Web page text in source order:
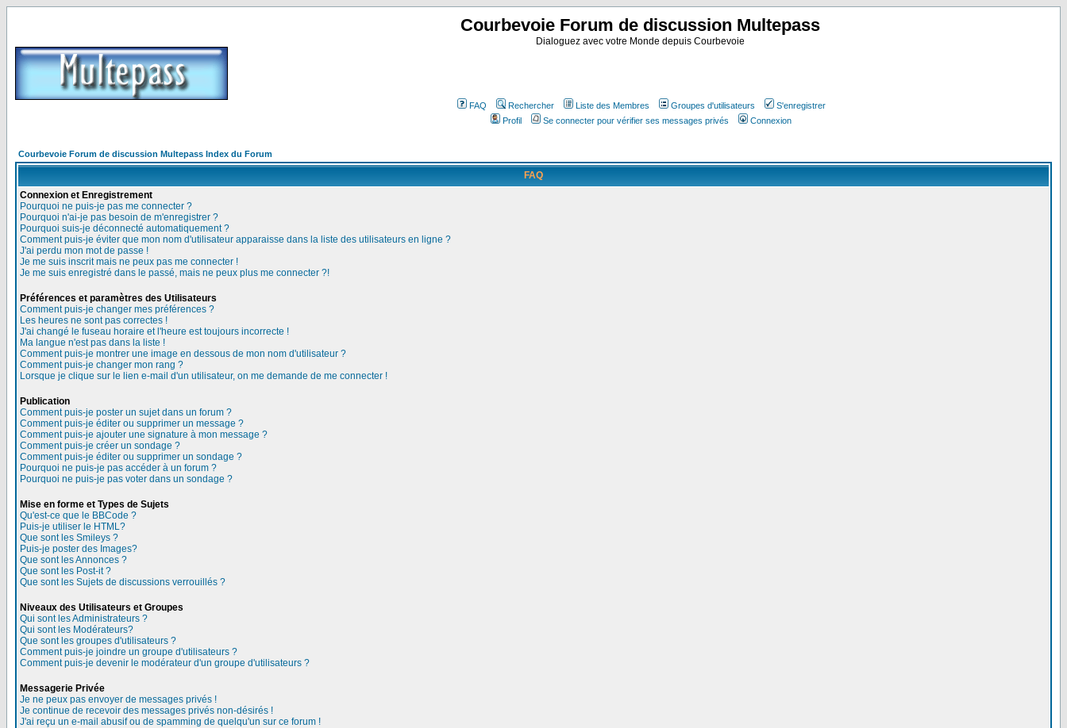
Courbevoie Forum de discussion Multepass
Dialoguez avec votre Monde depuis Courbevoie
FAQ Rechercher Liste des Membres Groupes d'utilisateurs
S'enregistrer
Profil
Se connecter pour vérifier ses messages privés Connexion
Courbevoie Forum de discussion Multepass Index du Forum
FAQ
Connexion et Enregistrement
Pourquoi ne puis-je pas me connecter ?
Pourquoi n'ai-je pas besoin de m'enregistrer ?
Pourquoi suis-je déconnecté automatiquement ?
Comment puis-je éviter que mon nom d'utilisateur apparaisse dans la liste des utilisateurs en ligne ?
J'ai perdu mon mot de passe !
Je me suis inscrit mais ne peux pas me connecter !
Je me suis enregistré dans le passé, mais ne peux plus me connecter ?!
Préférences et paramètres des Utilisateurs
Comment puis-je changer mes préférences ?
Les heures ne sont pas correctes !
J'ai changé le fuseau horaire et l'heure est toujours incorrecte !
Ma langue n'est pas dans la liste !
Comment puis-je montrer une image en dessous de mon nom d'utilisateur ?
Comment puis-je changer mon rang ?
Lorsque je clique sur le lien e-mail d'un utilisateur, on me demande de me connecter !
Publication
Comment puis-je poster un sujet dans un forum ?
Comment puis-je éditer ou supprimer un message ?
Comment puis-je ajouter une signature à mon message ?
Comment puis-je créer un sondage ?
Comment puis-je éditer ou supprimer un sondage ?
Pourquoi ne puis-je pas accéder à un forum ?
Pourquoi ne puis-je pas voter dans un sondage ?
Mise en forme et Types de Sujets
Qu'est-ce que le BBCode ?
Puis-je utiliser le HTML?
Que sont les Smileys ?
Puis-je poster des Images?
Que sont les Annonces ?
Que sont les Post-it ?
Que sont les Sujets de discussions verrouillés ?
Niveaux des Utilisateurs et Groupes
Qui sont les Administrateurs ?
Qui sont les Modérateurs?
Que sont les groupes d'utilisateurs ?
Comment puis-je joindre un groupe d'utilisateurs ?
Comment puis-je devenir le modérateur d'un groupe d'utilisateurs ?
Messagerie Privée
Je ne peux pas envoyer de messages privés !
Je continue de recevoir des messages privés non-désirés !
J'ai reçu un e-mail abusif ou de spamming de quelqu'un sur ce forum !